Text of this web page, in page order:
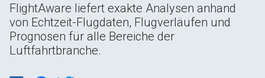
FlightAware liefert exakte Analysen anhand
von Echtzeit-Flugdaten, Flugverläufen und
Prognosen für alle Bereiche der
Luftfahrtbranche.